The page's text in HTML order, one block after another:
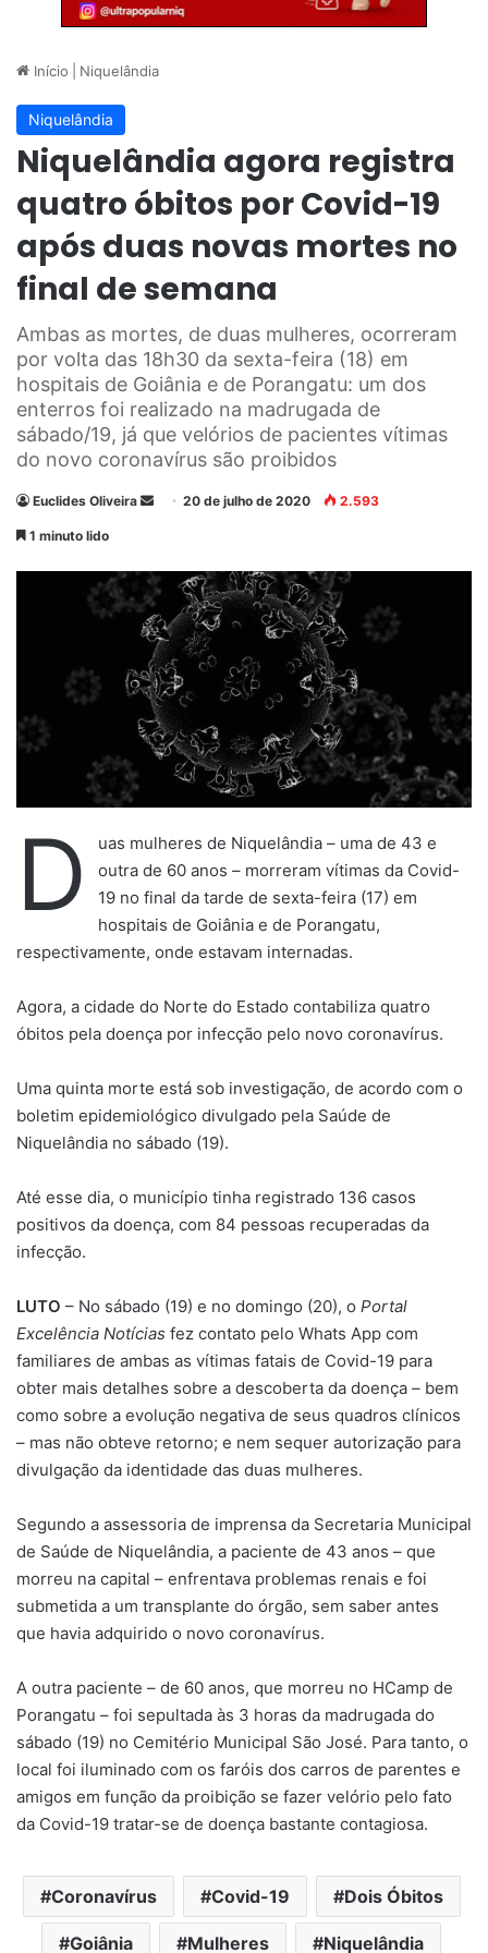
Início Niquelândia
Niquelândia
Niquelândia agora registra
quatro óbitos por Covid-19
após duas novas mortes no
final de semana
Ambas as mortes, de duas mulheres, ocorreram
por volta das 18h30 da sexta-feira (18) em
hospitais de Goiânia e de Porangatu: um dos
enterros foi realizado na madrugada de
sábado/19, já que velórios de pacientes vítimas
do novo coronavírus são proibidos
Euclides Oliveira
d
e
u
m
e
-
m
a
20 de julho de 2020 2.593
1 minuto lido
D
uas mulheres de Niquelândia – uma de 43 e
outra de 60 anos – morreram vítimas da Covid-
19 no final da tarde de sexta-feira (17) em
hospitais de Goiânia e de Porangatu,
respectivamente, onde estavam internadas.
Agora, a cidade do Norte do Estado contabiliza quatro
óbitos pela doença por infecção pelo novo coronavírus.
Uma quinta morte está sob investigação, de acordo com o
boletim epidemiológico divulgado pela Saúde de
Niquelândia no sábado (19).
Até esse dia, o município tinha registrado 136 casos
positivos da doença, com 84 pessoas recuperadas da
infecção.
LUTO – No sábado (19) e no domingo (20), o Portal
Excelência Notícias fez contato pelo Whats App com
familiares de ambas as vítimas fatais de Covid-19 para
obter mais detalhes sobre a descoberta da doença – bem
como sobre a evolução negativa de seus quadros clínicos
– mas não obteve retorno; e nem sequer autorização para
divulgação da identidade das duas mulheres.
Segundo a assessoria de imprensa da Secretaria Municipal
de Saúde de Niquelândia, a paciente de 43 anos – que
morreu na capital – enfrentava problemas renais e foi
submetida a um transplante do órgão, sem saber antes
que havia adquirido o novo coronavírus.
A outra paciente – de 60 anos, que morreu no HCamp de
Porangatu – foi sepultada às 3 horas da madrugada do
sábado (19) no Cemitério Municipal São José. Para tanto, o
local foi iluminado com os faróis dos carros de parentes e
amigos em função da proibição se fazer velório pelo fato
da Covid-19 tratar-se de doença bastante contagiosa.
Coronavírus Covid-19 Dois Óbitos
Goiânia Mulheres Niquelândia